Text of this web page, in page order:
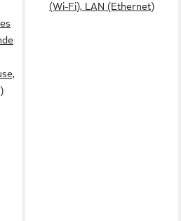
(Wi-Fi), LAN (Ethernet)